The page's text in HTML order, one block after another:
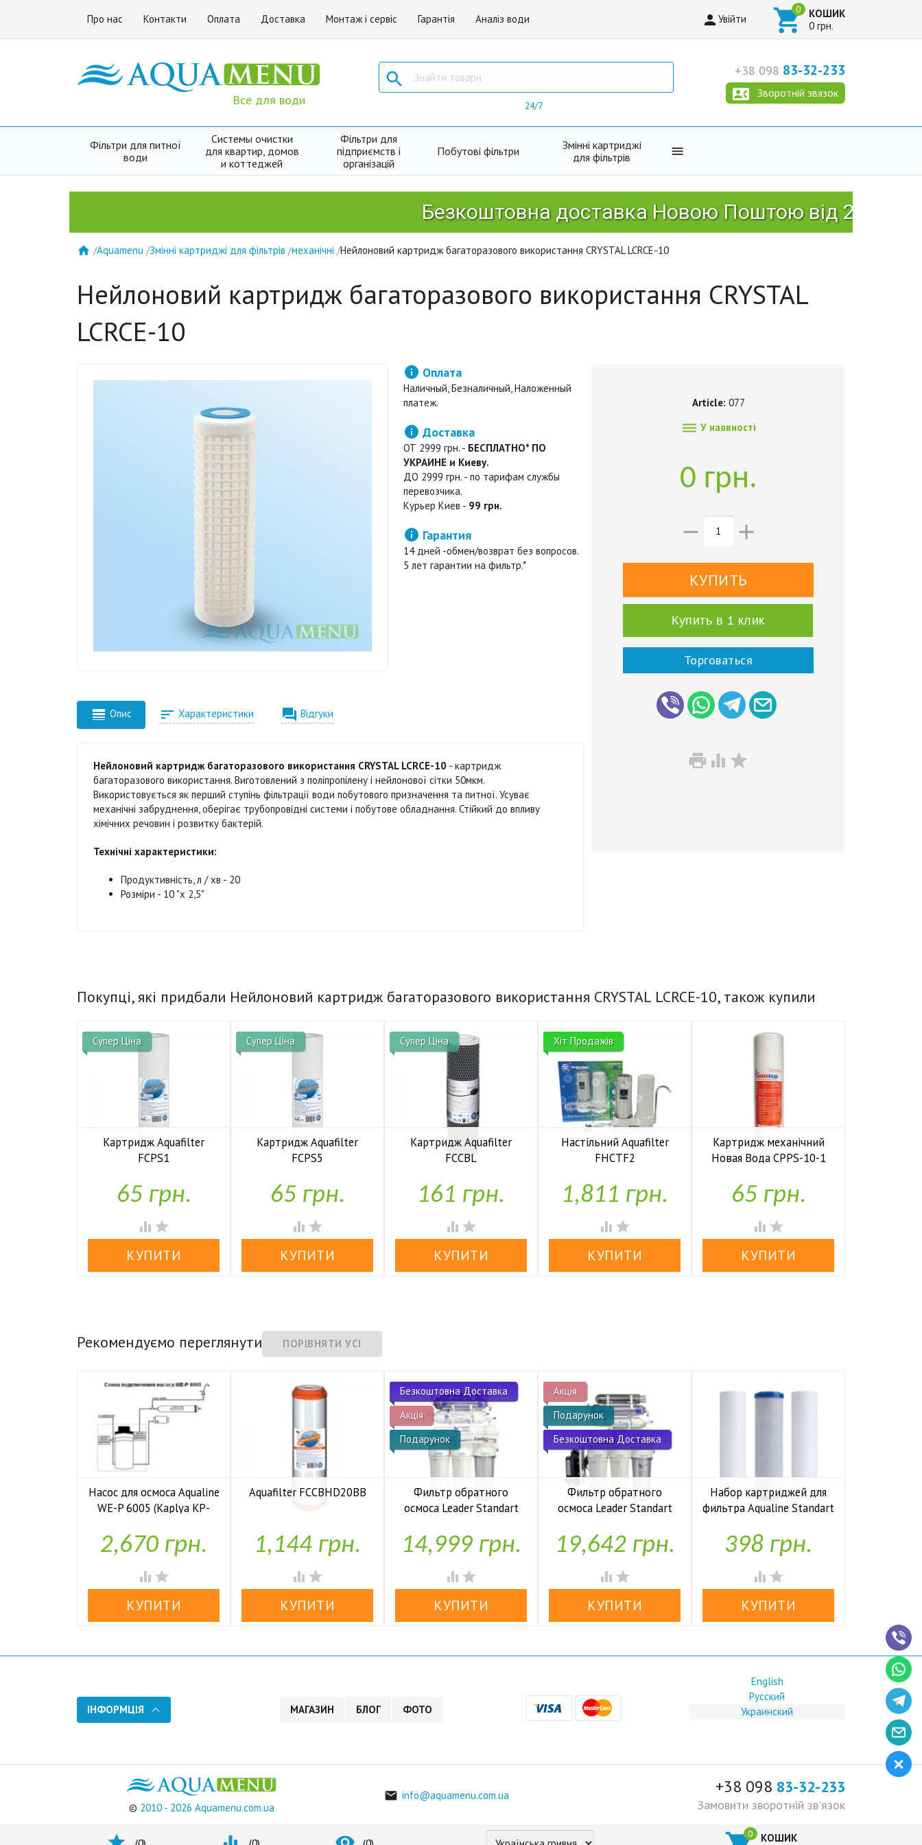
Про нас Контакти Оплата Доставка Монтаж і сервіс Гарантія Аналіз води Увійти  КОШИК
0 грн.
Все для води

24/7
+38 098 83-32-233
Зворотній звязок
Фільтри для питної
води
Системы очистки
для квартир, домов
и коттеджей
Фільтри для
підприємств і
організацій
Побутові фільтри
Змінні картриджі
для фільтрів

Безкоштовна доставка Новою Поштою від 2999 грн!
 /Aquamenu /Змінні картриджі для фільтрів /механічні /Нейлоновий картридж багаторазового використання CRYSTAL LCRCE-10
Нейлоновий картридж багаторазового використання CRYSTAL
LCRCE-10
Article: 077
 У наявності
0 грн.
 
Купить в 1 клик
Торговаться
  
 Оплата
Наличный, Безналичный, Наложенный
платеж.
 Доставка
ОТ 2999 грн. - БЕСПЛАТНО* ПО
УКРАИНЕ и Киеву.
ДО 2999 грн. - по тарифам службы
перевозчика.
Курьер Киев - 99 грн.
 Гарантия
14 дней -обмен/возврат без вопросов.
5 лет гарантии на фильтр.*
 Опис  Характеристики  Відгуки
Нейлоновий картридж багаторазового використання CRYSTAL LCRCE-10 - картридж
багаторазового використання. Виготовлений з поліпропілену і нейлонової сітки 50мкм.
Використовується як перший ступінь фільтрації води побутового призначення та питної. Усуває
механічні забруднення, оберігає трубопровідні системи і побутове обладнання. Стійкий до впливу
хімічних речовин і розвитку бактерій.
Технічні характеристики:
Продуктивність, л / хв - 20
Розміри - 10 "х 2,5"
Покупці, які придбали Нейлоновий картридж багаторазового використання CRYSTAL LCRCE-10, також купили
Супер Ціна
Картридж Aquafilter
FCPS1
У наявності
65 грн.
 
Супер Ціна
Картридж Aquafilter
FCPS5
У наявності
65 грн.
 
Супер Ціна
Картридж Aquafilter
FCCBL
У наявності
161 грн.
 
Хіт Продажів
Настільний Aquafilter
FHCTF2
 У наявності
1,811 грн.
 
Картридж механічний
Новая Вода CPPS-10-1
У наявності
65 грн.
 
Рекомендуємо переглянути
Насос для осмоса Aqualine
WE-P 6005 (Kaplya KP-
 У наявності
2,670 грн.
 
Aquafilter FCCBHD20BB
1,144 грн.
 
Безкоштовна Доставка
Акція
Подарунок
Фильтр обратного
осмоса Leader Standart
У наявності
14,999 грн.
 
Акція
Подарунок
Безкоштовна Доставка
Фильтр обратного
осмоса Leader Standart
У наявності
19,642 грн.
 
Набор картриджей для
фильтра Aqualine Standart
 У наявності
398 грн.
 
ІНФОРМЦІЯ МАГАЗИН БЛОГ ФОТО
English
Русский
Украинский
© 2010 - 2026 Aquamenu.com.ua
 info@aquamenu.com.ua +38 098 83-32-233
Замовити зворотній зв'язок
КОШИК